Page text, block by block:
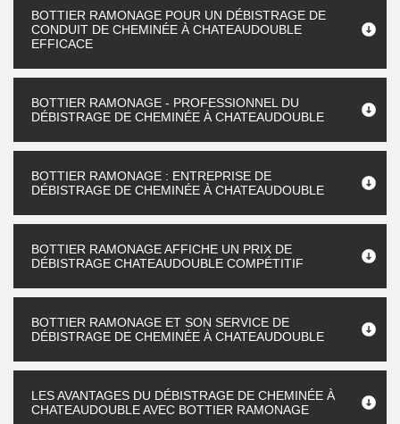
BOTTIER RAMONAGE POUR UN DÉBISTRAGE DE
CONDUIT DE CHEMINÉE À CHATEAUDOUBLE
EFFICACE
BOTTIER RAMONAGE - PROFESSIONNEL DU
DÉBISTRAGE DE CHEMINÉE À CHATEAUDOUBLE
BOTTIER RAMONAGE : ENTREPRISE DE
DÉBISTRAGE DE CHEMINÉE À CHATEAUDOUBLE
BOTTIER RAMONAGE AFFICHE UN PRIX DE
DÉBISTRAGE CHATEAUDOUBLE COMPÉTITIF
BOTTIER RAMONAGE ET SON SERVICE DE
DÉBISTRAGE DE CHEMINÉE À CHATEAUDOUBLE
LES AVANTAGES DU DÉBISTRAGE DE CHEMINÉE À
CHATEAUDOUBLE AVEC BOTTIER RAMONAGE